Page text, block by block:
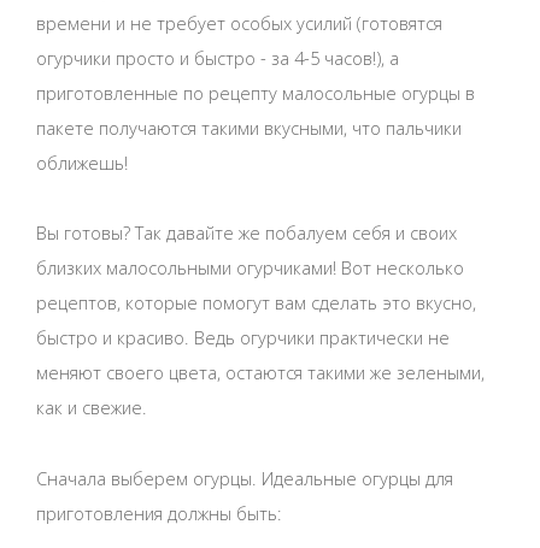
времени и не требует особых усилий (готовятся
огурчики просто и быстро - за 4-5 часов!), а
приготовленные по рецепту малосольные огурцы в
пакете получаются такими вкусными, что пальчики
оближешь!
Вы готовы? Так давайте же побалуем себя и своих
близких малосольными огурчиками! Вот несколько
рецептов, которые помогут вам сделать это вкусно,
быстро и красиво. Ведь огурчики практически не
меняют своего цвета, остаются такими же зелеными,
как и свежие.
Сначала выберем огурцы. Идеальные огурцы для
приготовления должны быть: